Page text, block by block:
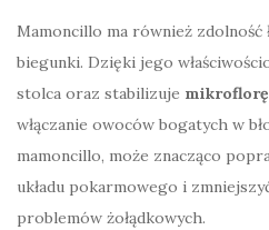
Mamoncillo ma również zdolność
biegunki. Dzięki jego
stolca oraz stabilizuje
włączanie owoców bogatych w
mamoncillo, może znacząco
układu pokarmowego i
problemów żołądkowych.